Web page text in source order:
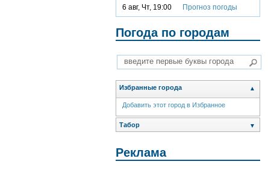
6 авг, Чт, 19:00 Прогноз погоды
Погода по городам
Избранные города ▲
Добавить этот город в Избранное
Табор ▼
Реклама